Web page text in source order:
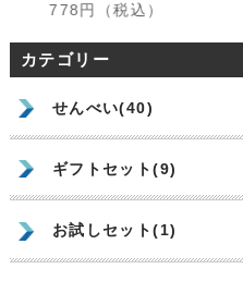
778円（税込）
カテゴリー
せんべい(40)
ギフトセット(9)
お試しセット(1)